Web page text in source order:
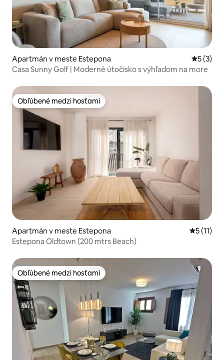
Apartmán v meste Estepona
5 (3)
Casa Sunny Golf | Moderné útočisko s výhľadom na more
Obľúbené medzi hosťami
Obľúbené medzi hosťami
Apartmán v meste Estepona
5 (11)
Estepona Oldtown (200 mtrs Beach)
Obľúbené medzi hosťami
Obľúbené medzi hosťami